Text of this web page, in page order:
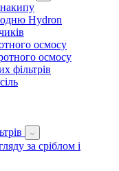
накипу
Hydron
осмосу
осмосу
фільтрів
за сріблом і